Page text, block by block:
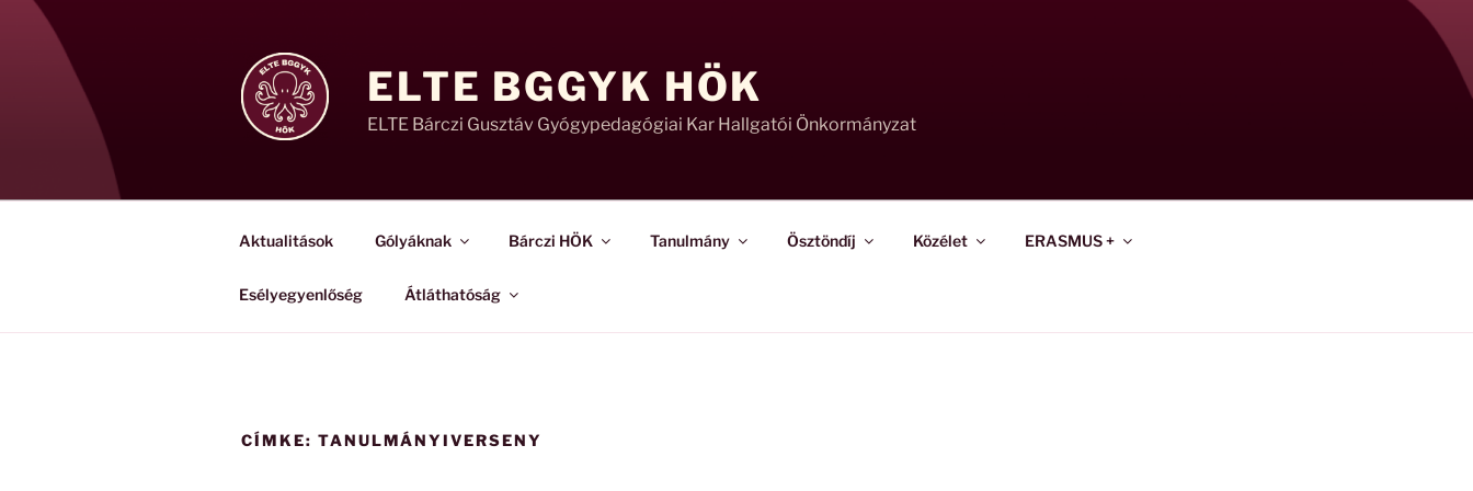
Tartalomhoz
ELTE BGGYK HÖK
ELTE Bárczi Gusztáv Gyógypedagógiai Kar Hallgatói Önkormányzat
Aktualitások Gólyáknak Bárczi HÖK Tanulmány Ösztöndíj Közélet ERASMUS +
Esélyegyenlőség Átláthatóság
CÍMKE: TANULMÁNYIVERSENY